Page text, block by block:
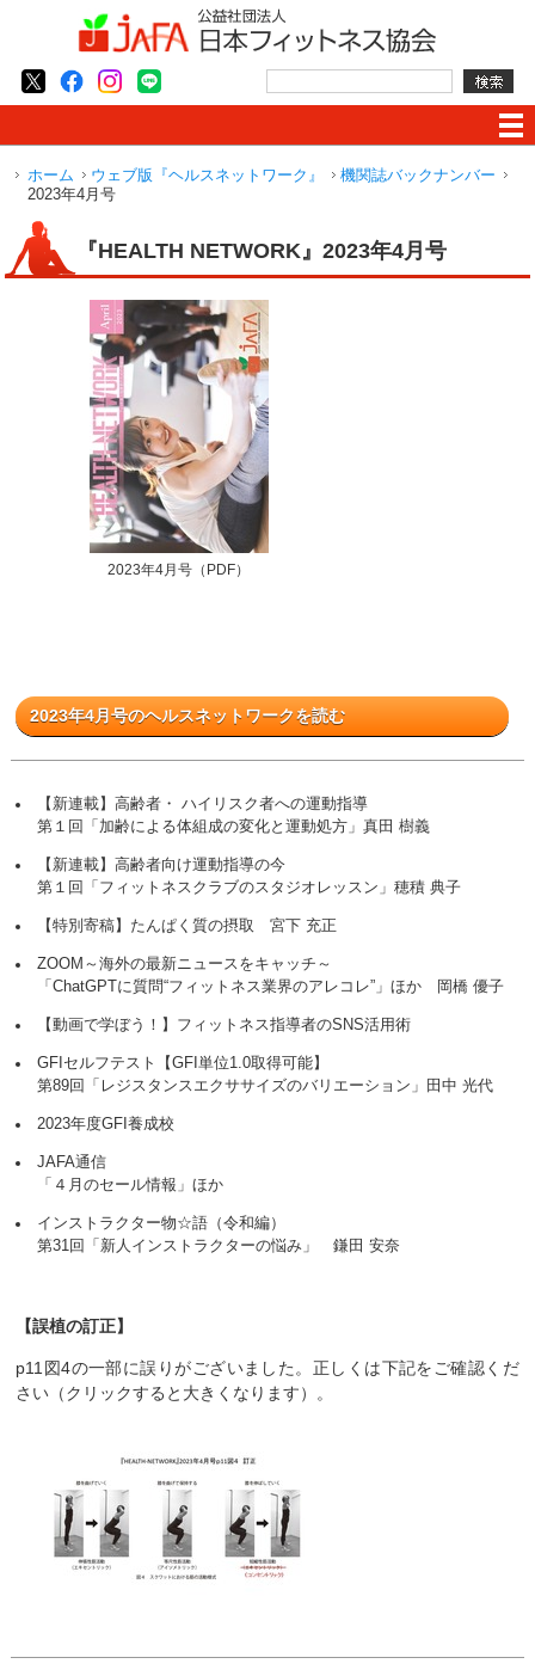
ホーム ウェブ版『ヘルスネットワーク』
機関誌バックナンバー
2023年4月号
『HEALTH NETWORK』2023年4月号
2023年4月号（PDF）
2023年4月号のヘルスネットワークを読む
【新連載】高齢者・ ハイリスク者への運動指導
第１回「加齢による体組成の変化と運動処方」真田 樹義
【新連載】高齢者向け運動指導の今
第１回「フィットネスクラブのスタジオレッスン」穂積 典子
【特別寄稿】たんぱく質の摂取 宮下 充正
ZOOM～海外の最新ニュースをキャッチ～
「ChatGPTに質問“フィットネス業界のアレコレ”」ほか 岡橋 優子
【動画で学ぼう！】フィットネス指導者のSNS活用術
GFIセルフテスト【GFI単位1.0取得可能】
第89回「レジスタンスエクササイズのバリエーション」田中 光代
2023年度GFI養成校
JAFA通信
「４月のセール情報」ほか
インストラクター物☆語（令和編）
第31回「新人インストラクターの悩み」 鎌田 安奈
【誤植の訂正】
p11図4の一部に誤りがございました。正しくは下記をご確認くだ
さい（クリックすると大きくなります）。